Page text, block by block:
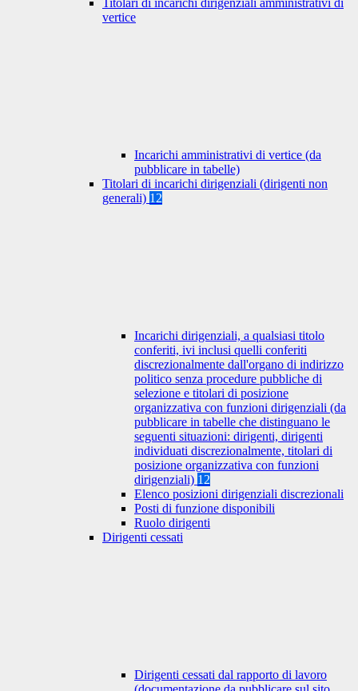
Titolari di incarichi dirigenziali amministrativi di
vertice
Incarichi amministrativi di vertice (da
pubblicare in tabelle)
Titolari di incarichi dirigenziali (dirigenti non
generali) 12
Incarichi dirigenziali, a qualsiasi titolo
conferiti, ivi inclusi quelli conferiti
discrezionalmente dall'organo di indirizzo
politico senza procedure pubbliche di
selezione e titolari di posizione
organizzativa con funzioni dirigenziali (da
pubblicare in tabelle che distinguano le
seguenti situazioni: dirigenti, dirigenti
individuati discrezionalmente, titolari di
posizione organizzativa con funzioni
dirigenziali) 12
Elenco posizioni dirigenziali discrezionali
Posti di funzione disponibili
Ruolo dirigenti
Dirigenti cessati
Dirigenti cessati dal rapporto di lavoro